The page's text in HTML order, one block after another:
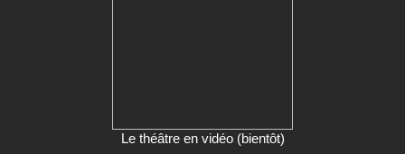
Le théâtre en vidéo (bientôt)